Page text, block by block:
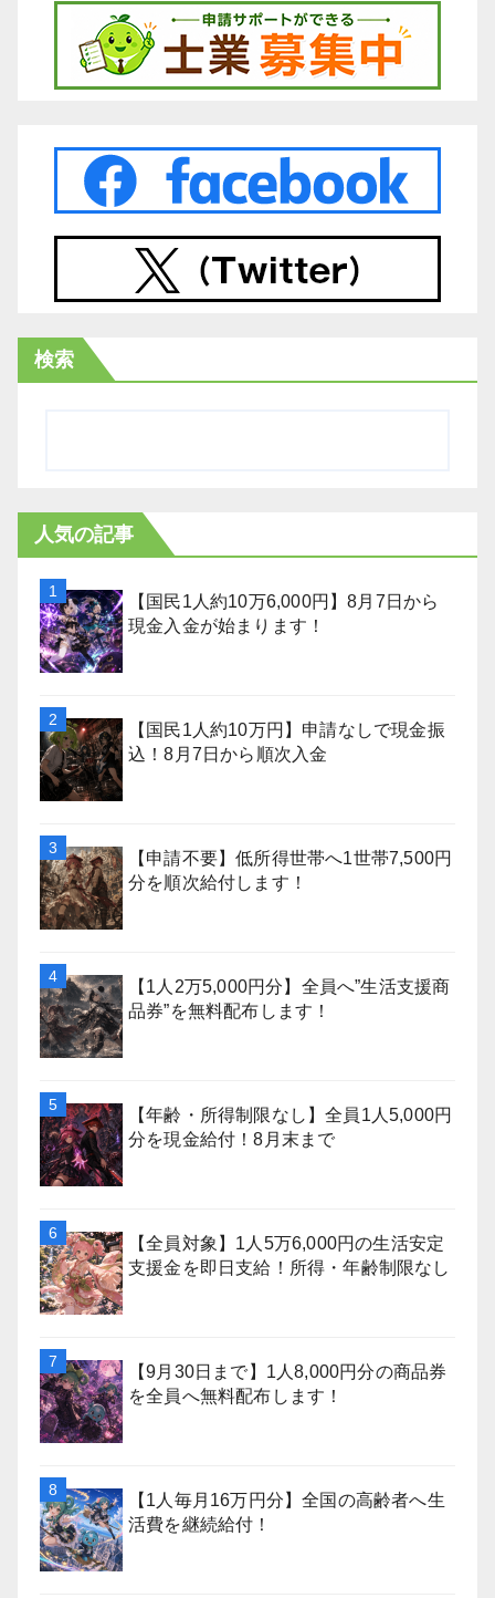
検索
人気の記事
【国民1人約10万6,000円】8月7日から
現金入金が始まります！
【国民1人約10万円】申請なしで現金振
込！8月7日から順次入金
【申請不要】低所得世帯へ1世帯7,500円
分を順次給付します！
【1人2万5,000円分】全員へ”生活支援商
品券”を無料配布します！
【年齢・所得制限なし】全員1人5,000円
分を現金給付！8月末まで
【全員対象】1人5万6,000円の生活安定
支援金を即日支給！所得・年齢制限なし
【9月30日まで】1人8,000円分の商品券
を全員へ無料配布します！
【1人毎月16万円分】全国の高齢者へ生
活費を継続給付！